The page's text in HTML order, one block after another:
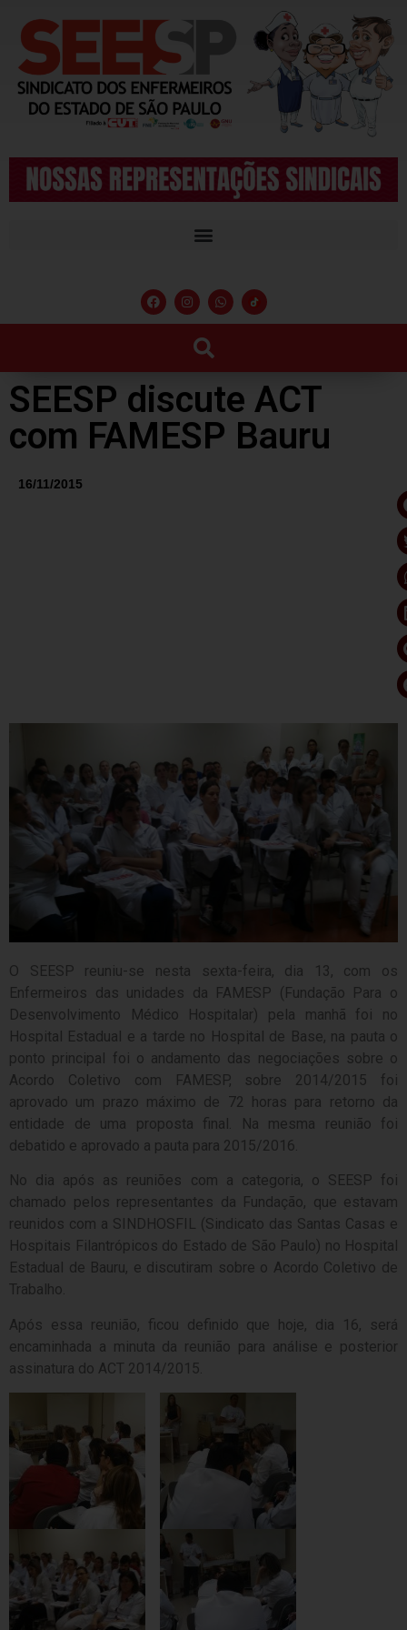
SEESP discute ACT
com FAMESP Bauru
16/11/2015
O SEESP reuniu-se nesta sexta-feira, dia 13, com os
Enfermeiros das unidades da FAMESP (Fundação Para o
Desenvolvimento Médico Hospitalar) pela manhã foi no
Hospital Estadual e a tarde no Hospital de Base, na pauta o
ponto principal foi o andamento das negociações sobre o
Acordo Coletivo com FAMESP, sobre 2014/2015 foi
aprovado um prazo máximo de 72 horas para retorno da
entidade de uma proposta final. Na mesma reunião foi
debatido e aprovado a pauta para 2015/2016.
No dia após as reuniões com a categoria, o SEESP foi
chamado pelos representantes da Fundação, que estavam
reunidos com a SINDHOSFIL (Sindicato das Santas Casas e
Hospitais Filantrópicos do Estado de São Paulo) no Hospital
Estadual de Bauru, e discutiram sobre o Acordo Coletivo de
Trabalho.
Após essa reunião, ficou definido que hoje, dia 16, será
encaminhada a minuta da reunião para análise e posterior
assinatura do ACT 2014/2015.